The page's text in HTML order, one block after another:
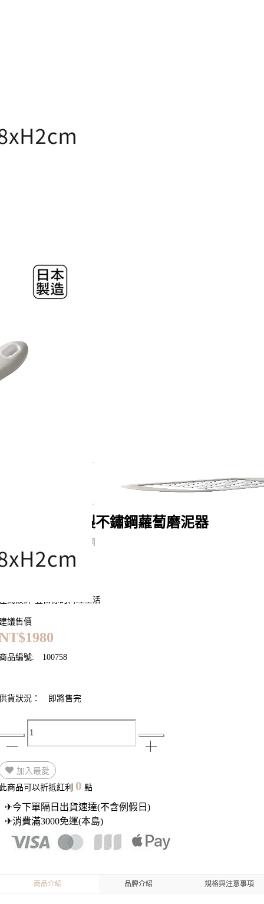
本AUX│日製不鏽鋼蘿蔔磨泥器
日本製•高品質不鏽鋼
體成型•時尚簡約
心設計•功能至上
簡設計•豐富你的料理生活
議售價
品編號: 100758
貨狀況： 即將售完
加入最愛
商品可以折抵紅利 0 點
✈今下單隔日出貨速達(不含例假日)
✈消費滿3000免運(本島)
商品介紹 品牌介紹 規格與注意事項